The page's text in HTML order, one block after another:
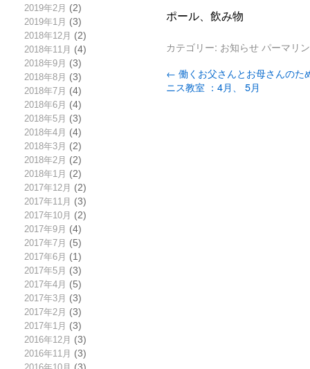
2019年2月 (2)
2019年1月 (3)
2018年12月 (2)
2018年11月 (4)
2018年9月 (3)
2018年8月 (3)
2018年7月 (4)
2018年6月 (4)
2018年5月 (3)
2018年4月 (4)
2018年3月 (2)
2018年2月 (2)
2018年1月 (2)
2017年12月 (2)
2017年11月 (3)
2017年10月 (2)
2017年9月 (4)
2017年7月 (5)
2017年6月 (1)
2017年5月 (3)
2017年4月 (5)
2017年3月 (3)
2017年2月 (3)
2017年1月 (3)
2016年12月 (3)
2016年11月 (3)
ポール、飲み物
カテゴリー: お知らせ パーマリ
← 働くお父さんとお母さんのた
ニス教室 ：4月、 5月